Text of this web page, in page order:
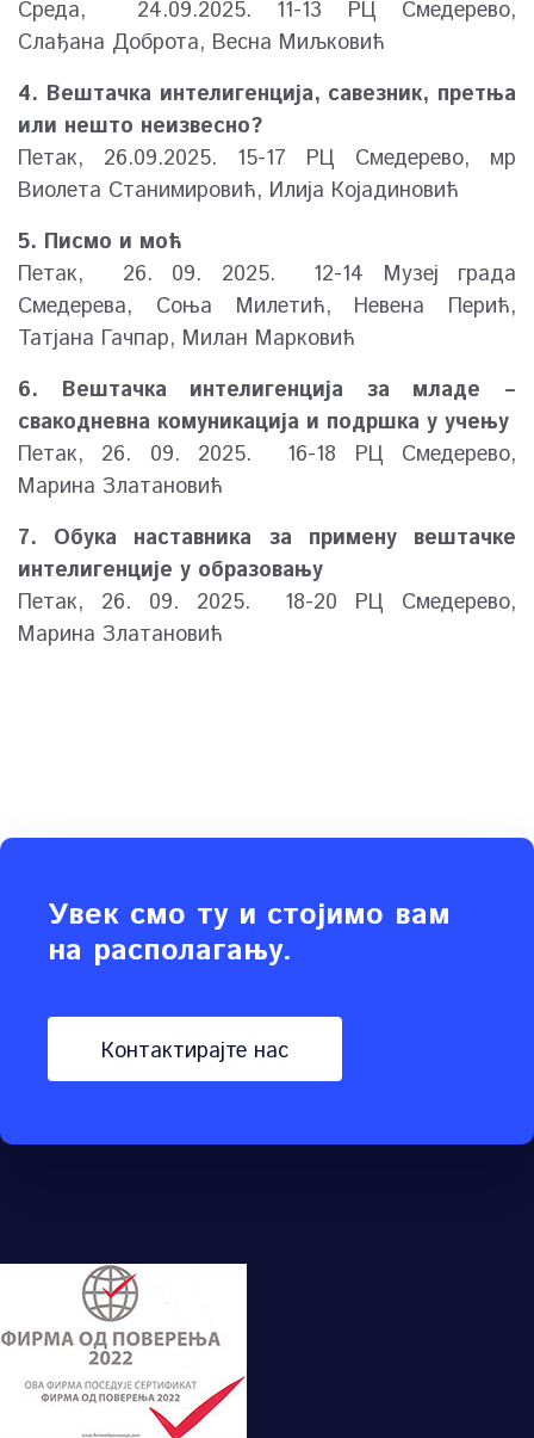
Среда, 24.09.2025. 11-13 РЦ Смедерево,
Слађана Доброта, Весна Миљковић
4. Вештачка интелигенција, савезник, претња
или нешто неизвесно?
Петак, 26.09.2025. 15-17 РЦ Смедерево, мр
Виолета Станимировић, Илија Којадиновић
5. Писмо и моћ
Петак, 26. 09. 2025. 12-14 Музеј града
Смедерева, Соња Милетић, Невена Перић,
Татјана Гачпар, Милан Марковић
6. Вештачка интелигенција за младе –
свакодневна комуникација и подршка у учењу
Петак, 26. 09. 2025. 16-18 РЦ Смедерево,
Марина Златановић
7. Обука наставника за примену вештачке
интелигенције у образовању
Петак, 26. 09. 2025. 18-20 РЦ Смедерево,
Марина Златановић
Увек смо ту и стојимо вам
на располагању.
контактирајте нас